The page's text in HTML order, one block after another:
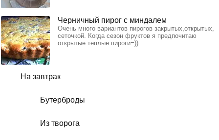
На завтрак
Бутерброды
Из творога
Черничный пирог c миндалем
Очень много вариантов пирогов закрытых,открытых,
сеточкой. Когда сезон фруктов я предпочитаю
открытые теплые пироги=))